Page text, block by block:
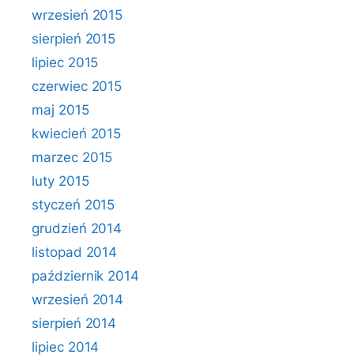
wrzesień 2015
sierpień 2015
lipiec 2015
czerwiec 2015
maj 2015
kwiecień 2015
marzec 2015
luty 2015
styczeń 2015
grudzień 2014
listopad 2014
październik 2014
wrzesień 2014
sierpień 2014
lipiec 2014